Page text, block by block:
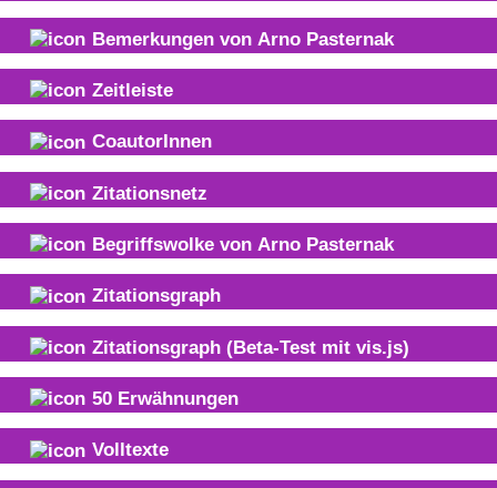
Bemerkungen von Arno Pasternak
Zeitleiste
CoautorInnen
Zitationsnetz
Begriffswolke von Arno Pasternak
Zitationsgraph
Zitationsgraph (Beta-Test mit vis.js)
50 Erwähnungen
Volltexte